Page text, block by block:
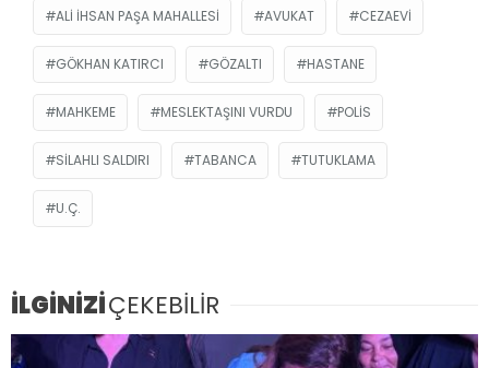
ALI İHSAN PAŞA MAHALLESI AVUKAT CEZAEVI
GÖKHAN KATIRCI GÖZALTI HASTANE
MAHKEME MESLEKTAŞINI VURDU POLIS
SILAHLI SALDIRI TABANCA TUTUKLAMA
U.Ç.
İLGİNİZİÇEKEBİLİR